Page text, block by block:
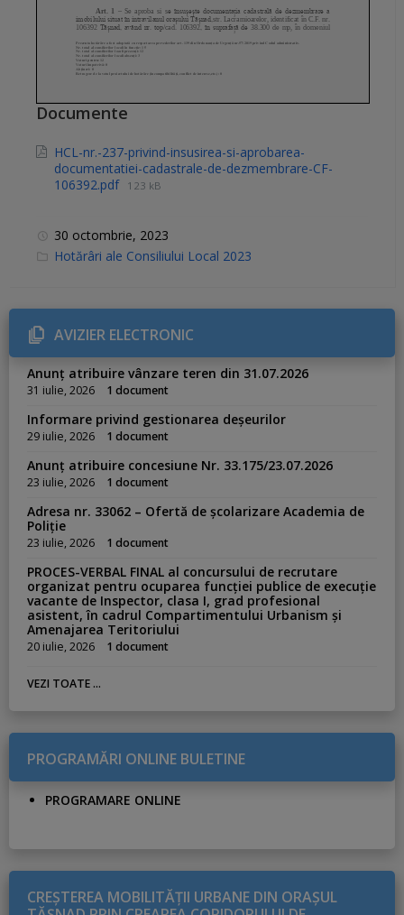
Documente
HCL-nr.-237-privind-insusirea-si-aprobarea-
documentatiei-cadastrale-de-dezmembrare-CF-
106392.pdf 123 kB
30 octombrie, 2023
C
r
i
e
s
Hotărâri ale Consiliului Local 2023
AVIZIER ELECTRONIC
Anunț atribuire vânzare teren din 31.07.2026
31 iulie, 2026 1 document
Informare privind gestionarea deșeurilor
29 iulie, 2026 1 document
Anunț atribuire concesiune Nr. 33.175/23.07.2026
23 iulie, 2026 1 document
Adresa nr. 33062 – Ofertă de școlarizare Academia de
Poliție
23 iulie, 2026 1 document
PROCES-VERBAL FINAL al concursului de recrutare
organizat pentru ocuparea funcției publice de execuție
vacante de Inspector, clasa I, grad profesional
asistent, în cadrul Compartimentului Urbanism și
Amenajarea Teritoriului
20 iulie, 2026 1 document
VEZI TOATE ...
PROGRAMĂRI ONLINE BULETINE
PROGRAMARE ONLINE
CREŞTEREA MOBILITĂŢII URBANE DIN ORAŞUL